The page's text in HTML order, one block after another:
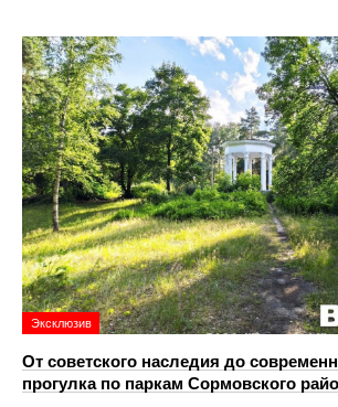
Эксклюзив
От советского наследия до
прогулка по паркам Сормовского